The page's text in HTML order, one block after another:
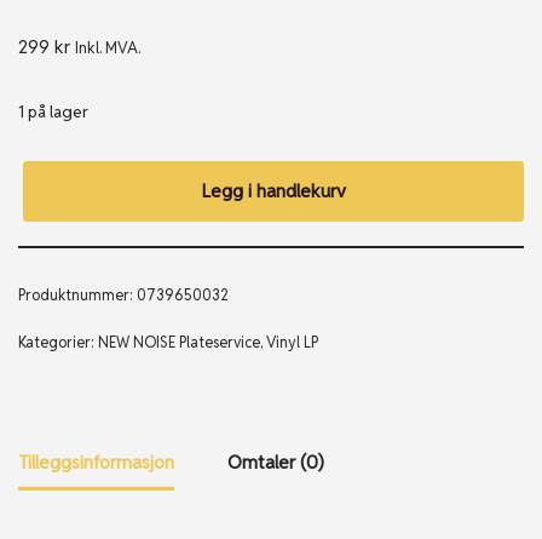
299 kr Inkl. MVA.
1 på lager
Legg i handlekurv
Produktnummer: 0739650032
Kategorier: NEW NOISE Plateservice,Vinyl LP
Tilleggsinformasjon Omtaler (0)